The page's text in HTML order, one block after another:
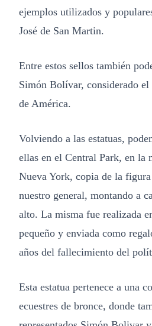
ejemplos utilizados y
José de San Martin.
Entre estos sellos también
Simón Bolívar, considerado
de América.
Volviendo a las estatuas,
ellas en el Central Park, en la
Nueva York, copia de la
nuestro general, montando a
alto. La misma fue realizada
pequeño y enviada como
años del fallecimiento del
Esta estatua pertenece a una
ecuestres de bronce, donde